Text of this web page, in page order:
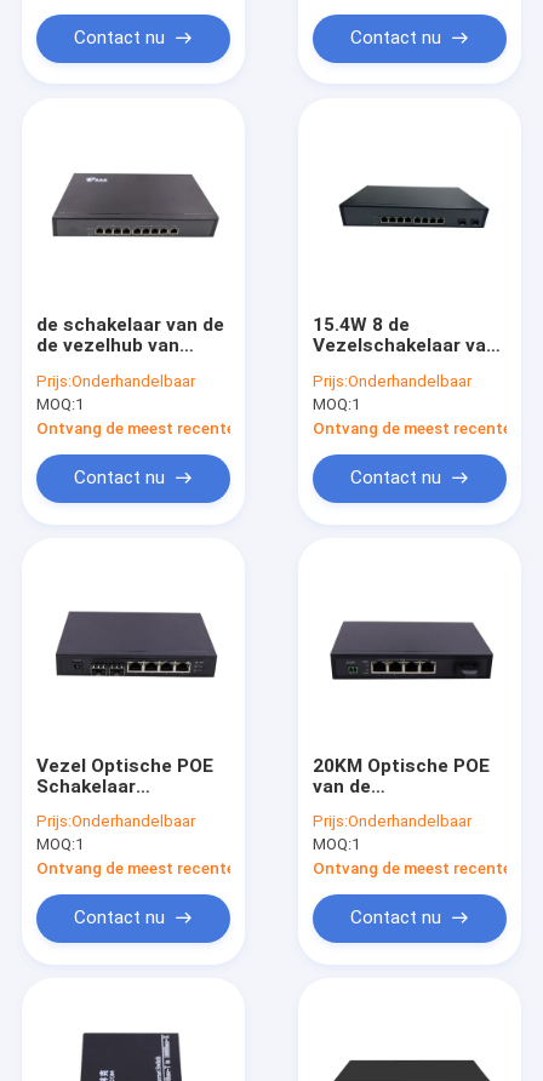
Periodieke Vezelconvertor
Contact nu Contact nu
de schakelaar van de
de vezelhub van
IEEE802.3af, 8
Havenpoe Schakelaar
met
Prijs:Onderhandelbaar
MOQ:1
Ontvang de meest recente Prijs
Contact nu
15.4W 8 de
Vezelschakelaar van
Prijs:Onderhandelbaar
MOQ:1
Ontvang de meest recente
Contact nu
Vezel Optische POE
Schakelaar
Prijs:Onderhandelbaar
MOQ:1
Ontvang de meest recente Prijs
Contact nu
20KM Optische POE
van de
Schakelaar
Prijs:Onderhandelbaar
MOQ:1
Ontvang de meest recente
Contact nu